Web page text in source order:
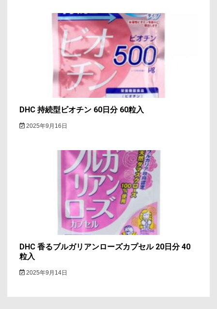
DHC 持続型ビオチン 60日分 60粒入
2025年9月16日
DHC 香るブルガリアンローズカプセル 20日分 40
粒入
2025年9月14日